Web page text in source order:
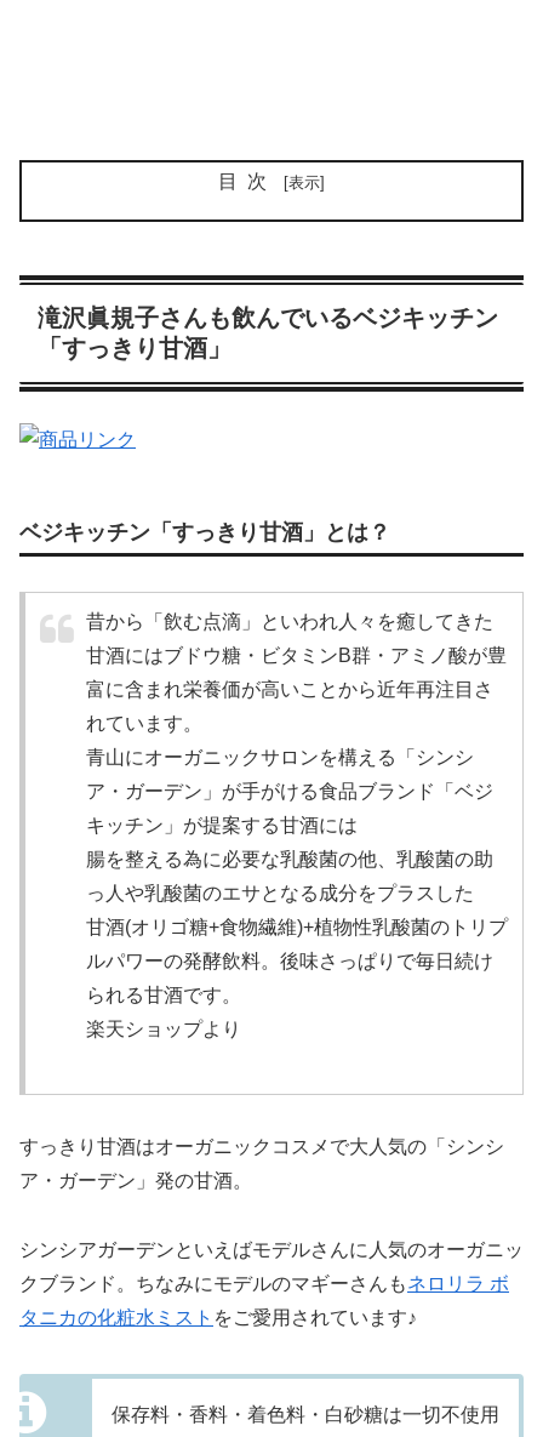
目次
滝沢眞規子さんも飲んでいるベジキッチン
「すっきり甘酒」
ベジキッチン「すっきり甘酒」とは？
昔から「飲む点滴」といわれ人々を癒してきた
甘酒にはブドウ糖・ビタミンB群・アミノ酸が豊
富に含まれ栄養価が高いことから近年再注目さ
れています。
青山にオーガニックサロンを構える「シンシ
ア・ガーデン」が手がける食品ブランド「ベジ
キッチン」が提案する甘酒には
腸を整える為に必要な乳酸菌の他、乳酸菌の助
っ人や乳酸菌のエサとなる成分をプラスした
甘酒(オリゴ糖+食物繊維)+植物性乳酸菌のトリプ
ルパワーの発酵飲料。後味さっぱりで毎日続け
られる甘酒です。
楽天ショップより
すっきり甘酒はオーガニックコスメで大人気の「シンシ
ア・ガーデン」発の甘酒。
シンシアガーデンといえばモデルさんに人気のオーガニッ
クブランド。ちなみにモデルのマギーさんもネロリラ ボ
タニカの化粧水ミスト をご愛用されています♪
保存料・香料・着色料・白砂糖は一切不使用